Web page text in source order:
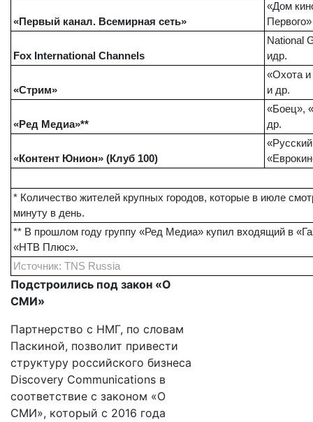
«Первый канал. Всемирная сеть»
«Дом
Fox International Channels
National
идр.
«Стрим»
«Охота и
и др.
«Ред Медиа»**
«Боец»,
др.
«Контент Юнион» (Клуб 100)
* Количество жителей крупных городов, которые в июле
минуту в день.
** В прошлом году группу «Ред Медиа» купил входящий в
«НТВ Плюс».
Источник: TNS Russia
Подстроились под закон «О
СМИ»
Партнерство с НМГ, по словам
Паскиной, позволит привести
структуру российского бизнеса
Discovery Communications в
соответствие с законом «О
СМИ», который с 2016 года